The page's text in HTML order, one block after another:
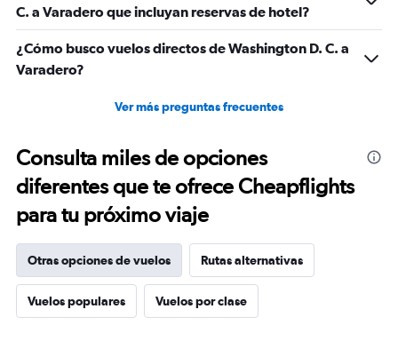
C. a Varadero que incluyan reservas de hotel?
¿Cómo busco vuelos directos de Washington D. C. a
Varadero?
Ver más preguntas frecuentes
Consulta miles de opciones
diferentes que te ofrece Cheapflights
para tu próximo viaje
Otras opciones de vuelos Rutas alternativas
Vuelos populares Vuelos por clase